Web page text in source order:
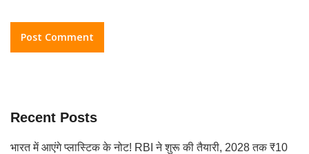
Recent Posts
भारत में आएंगे प्लास्टिक के नोट! RBI ने शुरू की तैयारी, 2028 तक ₹10